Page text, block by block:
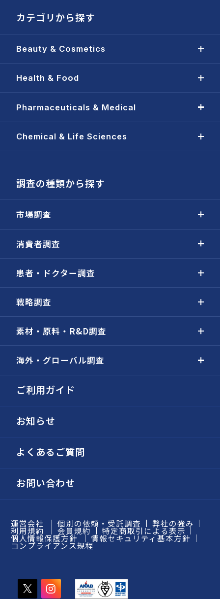
カテゴリから探す
Beauty & Cosmetics
Health & Food
Pharmaceuticals & Medical
Chemical & Life Sciences
調査の種類から探す
市場調査
消費者調査
患者・ドクター調査
戦略調査
素材・原料・R&D調査
海外・グローバル調査
ご利用ガイド
お知らせ
よくあるご質問
お問い合わせ
運営会社 個別の依頼・受託調査 弊社の強み
利用規約 会員規約 特定商取引による表示
個人情報保護方針 情報セキュリティ基本方針
コンプライアンス規程